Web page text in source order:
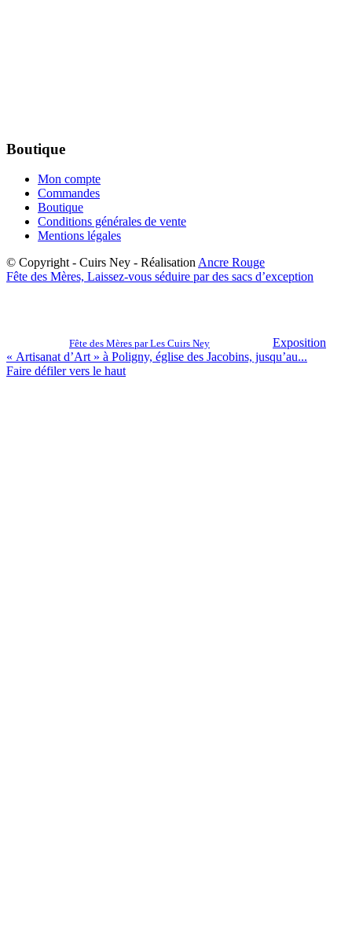
Boutique
Mon compte
Commandes
Boutique
Conditions générales de vente
Mentions légales
© Copyright - Cuirs Ney - Réalisation Ancre Rouge
Fête des Mères, Laissez-vous séduire par des sacs d’exception
Fête des Mères par Les Cuirs Ney
Exposition
« Artisanat d’Art » à Poligny, église des Jacobins, jusqu’au...
Faire défiler vers le haut